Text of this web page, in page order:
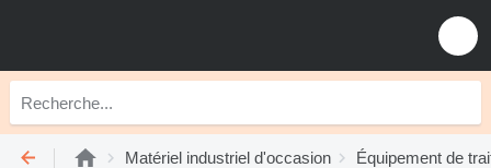
Matériel industriel d'occasion Équipement de